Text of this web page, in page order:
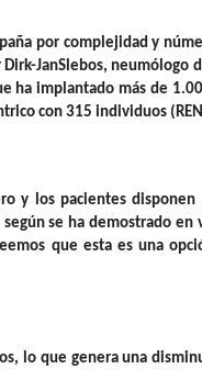
por complejidad y
Dirk-JanSlebos, neumólogo
implantado más de
con 315 individuos
y los pacientes
se ha demostrado en
que esta es una
lo que genera una